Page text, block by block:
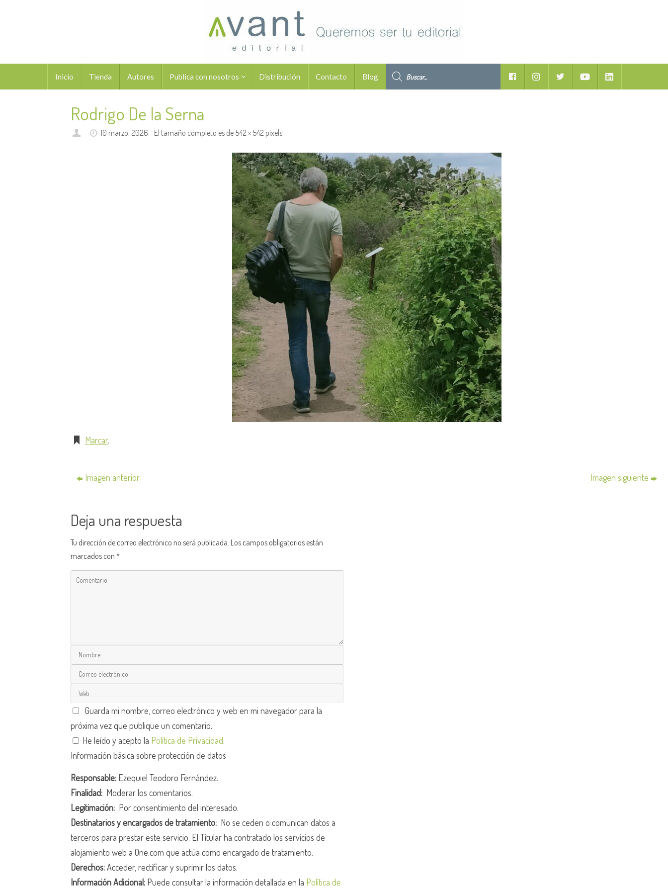
contenido
Inicio Tienda Autores Publica con nosotros Distribución Contacto Blog
Facebook YoutubeLinkedIn
Rodrigo De la Serna
10 marzo, 2026 El tamaño completo es de542 × 542 pixels
Marcar.
Imagen anterior Imagen siguiente
Deja una respuesta
Tu dirección de correo electrónico no será publicada. Los campos obligatorios están
marcados con*
Guarda mi nombre, correo electrónico y web en mi navegador para la
próxima vez que publique un comentario.
He leído y acepto la Política de Privacidad.
Información básica sobre protección de datos
Responsable: Ezequiel Teodoro Fernández.
Finalidad: Moderar los comentarios.
Legitimación: Por consentimiento del interesado.
Destinatarios y encargados de tratamiento: No se ceden o comunican datos a
terceros para prestar este servicio. El Titular ha contratado los servicios de
alojamiento web a One.com que actúa como encargado de tratamiento.
Derechos:Acceder, rectificar y suprimir los datos.
Información Adicional: Puede consultar la información detallada en la Política de